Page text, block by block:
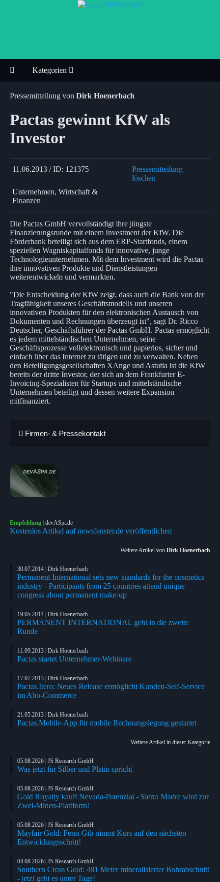
Kategorien
Pressemitteilung von Dirk Hoenerbach
Pactas gewinnt KfW als
Investor
11.06.2013 / ID: 121375
Pressemitteilung
löschen
Unternehmen, Wirtschaft &
Finanzen
Die Pactas GmbH vervollständigt ihre jüngste
Finanzierungsrunde mit einem Investment der KfW. Die
Förderbank beteiligt sich aus dem ERP-Startfonds, einem
speziellen Wagniskapitalfonds für innovative, junge
Technologieunternehmen. Mit dem Investment wird die Pactas
ihre innovativen Produkte und Dienstleistungen
weiterentwickeln und vermarkten.
"Die Entscheidung der KfW zeigt, dass auch die Bank von der
Tragfähigkeit unseres Geschäftsmodells und unseren
innovativen Produkten für den elektronischen Austausch von
Dokumenten und Rechnungen überzeugt ist", sagt Dr. Ricco
Deutscher, Geschäftsführer der Pactas GmbH. Pactas ermöglicht
es jedem mittelständischen Unternehmen, seine
Geschäftsprozesse vollelektronisch und papierlos, sicher und
einfach über das Internet zu tätigen und zu verwalten. Neben
den Beteiligungsgesellschaften XAnge und Astutia ist die KfW
bereits der dritte Investor, der sich an dem Frankfurter E-
Invoicing-Spezialisten für Startups und mittelständische
Unternehmen beteiligt und dessen weitere Expansion
mitfinanziert.
Firmen- & Pressekontakt
Empfehlung | devASpr.de
Kostenlos Artikel auf newsfenster.de veröffentlichen
Weitere Artikel von Dirk Hoenerbach
30.07.2014 | Dirk Hoenerbach
Permanent International sets new standards for the cosmetics
industry - Participants from 25 countries attend unique
congress about permanent make-up
19.05.2014 | Dirk Hoenerbach
PERMANENT INTERNATIONAL geht in die zweite
Runde
11.09.2013 | Dirk Hoenerbach
Pactas startet Unternehmer-Webinare
17.07.2013 | Dirk Hoenerbach
Pactas.Itero: Neues Release ermöglicht Kunden-Self-Service
im Abo-Commerce
21.05.2013 | Dirk Hoenerbach
Pactas.Mobile-App für mobile Rechnungslegung gestartet
Weitere Artikel in dieser Kategorie
05.08.2026 | JS Research GmbH
Was jetzt für Silber und Platin spricht
05.08.2026 | JS Research GmbH
Gold Royalty kauft Nevada-Potenzial - Sierra Madre wird zur
Zwei-Minen-Plattform!
05.08.2026 | JS Research GmbH
Mayfair Gold: Fenn-Gib nimmt Kurs auf den nächsten
Entwicklungsschritt!
04.08.2026 | JS Research GmbH
Southern Cross Gold: 481 Meter mineralisierter Bohrabschnitt
- jetzt geht es unter Tage!